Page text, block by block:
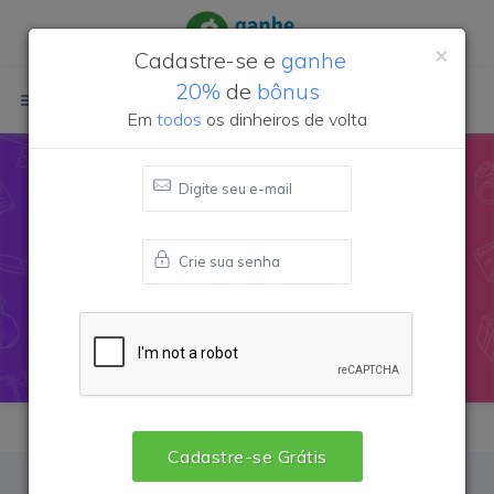
Login Cadastre-se
Cupom de desconto
GeekBuying
×
Cadastre-se e ganhe
20% de bônus
Em todos os dinheiros de volta
Cadastre-se Grátis